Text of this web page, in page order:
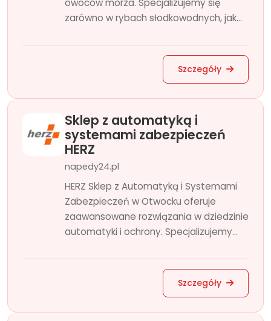
owoców morza. Specjalizujemy się
zarówno w rybach słodkowodnych, jak...
Szczegóły
Sklep z automatyką i
systemami zabezpieczeń
HERZ
napedy24.pl
HERZ Sklep z Automatyką i Systemami
Zabezpieczeń w Otwocku oferuje
zaawansowane rozwiązania w dziedzinie
automatyki i ochrony. Specjalizujemy...
Szczegóły